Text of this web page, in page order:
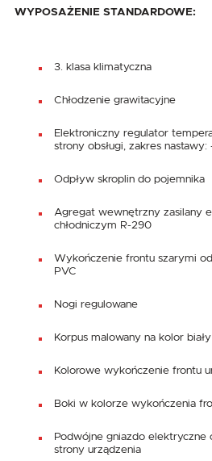
WYPOSAŻENIE STANDARDOWE:
3. klasa klimatyczna
Chłodzenie grawitacyjne
Elektroniczny regulator
strony obsługi, zakres nastawy:
Odpływ skroplin do pojemnika
Agregat wewnętrzny zasilany
chłodniczym R-290
Wykończenie frontu szarymi
PVC
Nogi regulowane
Korpus malowany na kolor
Kolorowe wykończenie frontu
Boki w kolorze wykończenia
Podwójne gniazdo elektryczne
strony urządzenia